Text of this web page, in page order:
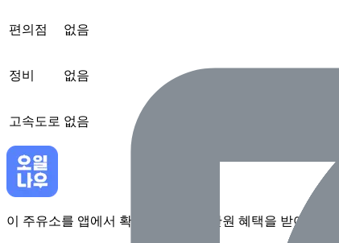
편의점 없음
정비 없음
고속도로 없음
이 주유소를 앱에서 확인하고 최대 1만원 혜택을 받아보세요